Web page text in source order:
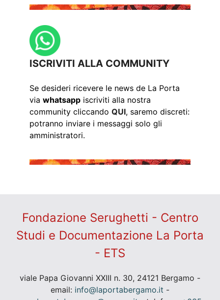
ISCRIVITI ALLA COMMUNITY
Se desideri ricevere le news de La Porta
via whatsapp iscriviti alla nostra
community cliccando QUI, saremo discreti:
potranno inviare i messaggi solo gli
amministratori.
Fondazione Serughetti - Centro
Studi e Documentazione La Porta
- ETS
viale Papa Giovanni XXIII n. 30, 24121 Bergamo -
email: info@laportabergamo.it -